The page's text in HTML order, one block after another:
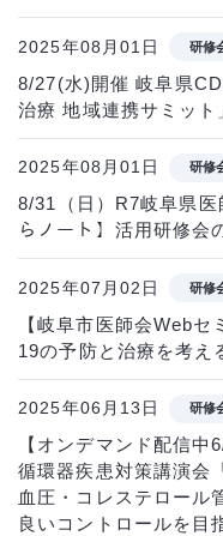
2025年08月01日 研修
8/27(水)開催 岐阜県
治療 地域連携サミット
2025年08月01日 研修
8/31（日）R7岐阜県
らノート】活用研修会
2025年07月02日 研修
【岐阜市医師会Web
19の予防と治療を考え
2025年06月13日 研修
【オンデマンド配信
循環器疾患対策講演会
血圧・コレステロール
良いコントロールを目